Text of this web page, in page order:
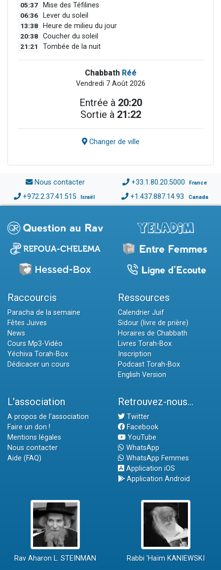
05:37 Mise des Téfilines
06:36 Lever du soleil
13:38 Heure de milieu du jour
20:38 Coucher du soleil
21:21 Tombée de la nuit
Chabbath Réé
Vendredi 7 Août 2026
Entrée à 20:20
Sortie à 21:22
Changer de ville
Nous contacter +33.1.80.20.5000 France
+972.2.37.41.515 Israël +1.437.887.14.93 Canada
Raccourcis
Paracha de la semaine
Fêtes Juives
News
Cours Mp3-Vidéo
Yéchiva Torah-Box
Dédicacer un cours
Ressources
Calendrier Juif
Sidour (livre de prière)
Horaires de Chabbath
Livres Torah-Box
Inscription
Podcast Torah-Box
English Version
L'association
A propos de l'association
Faire un don !
Mentions légales
Nous contacter
Aide (FAQ)
Retrouvez-nous...
Twitter
Facebook
YouTube
WhatsApp
WhatsApp Femmes
Application iOS
Application Android
Rav Aharon L. STEINMAN Rabbi 'Haïm KANIEWSKI